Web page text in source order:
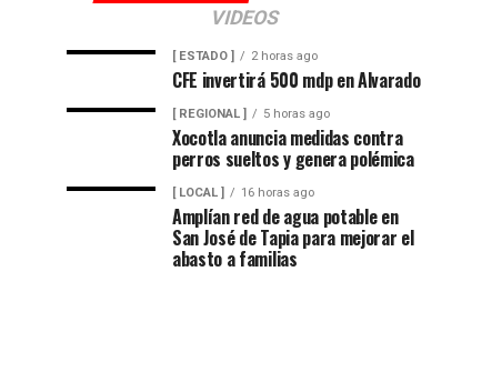
VIDEOS
[ ESTADO ] 2 horas ago
CFE invertirá 500 mdp en Alvarado
[ REGIONAL ] 5 horas ago
Xocotla anuncia medidas contra
perros sueltos y genera polémica
[ LOCAL ] 16 horas ago
Amplían red de agua potable en
San José de Tapia para mejorar el
abasto a familias